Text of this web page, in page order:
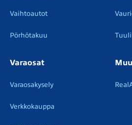
Vaihtoautot
Pörhötakuu
Varaosat
Varaosakysely
Verkkokauppa